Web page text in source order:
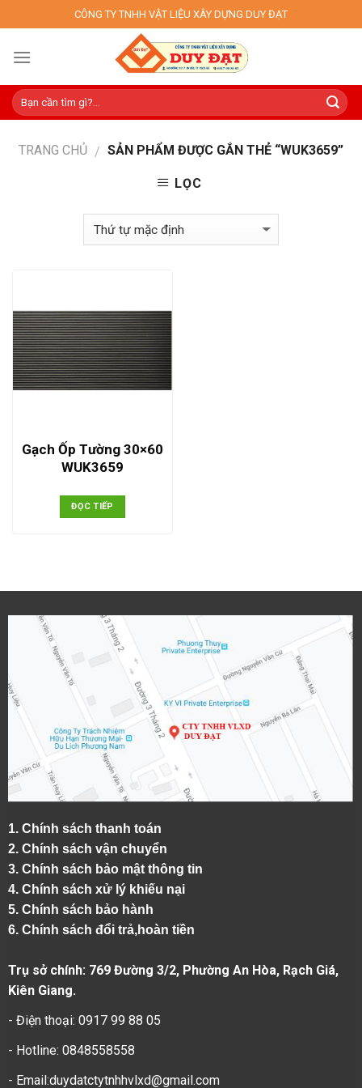
to
content
CÔNG TY TNHH VẬT LIỆU XÂY DỰNG DUY ĐẠT
TRANG CHỦ / SẢN PHẨM ĐƯỢC GẮN THẺ “WUK3659”
LỌC
Gạch Ốp Tường 30×60
WUK3659
ĐỌC TIẾP
1. Chính sách thanh toán
2. Chính sách vận chuyển
3. Chính sách bảo mật thông tin
4. Chính sách xử lý khiếu nại
5. Chính sách bảo hành
6. Chính sách đổi trả,hoàn tiền
Trụ sở chính: 769 Đường 3/2, Phường An Hòa, Rạch Giá,
Kiên Giang.
- Điện thoại: 0917 99 88 05
- Hotline: 0848558558
- Email:duydatctytnhhvlxd@gmail.com